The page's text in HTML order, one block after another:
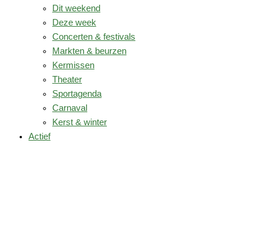
Dit weekend
Deze week
Concerten & festivals
Markten & beurzen
Kermissen
Theater
Sportagenda
Carnaval
Kerst & winter
Actief